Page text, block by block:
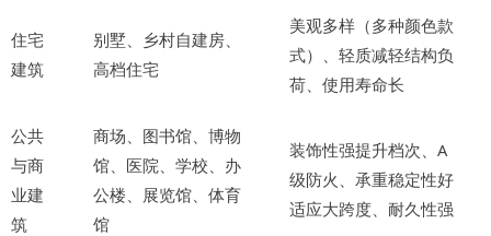
住宅
建筑
别墅、乡村自建房、
高档住宅
美观多样（多种颜色款
式）、轻质减轻结构负
荷、使用寿命长
公共
与商
业建
筑
商场、图书馆、博物
馆、医院、学校、办
公楼、展览馆、体育
馆
装饰性强提升档次、 A
级防火 、承重稳定性好
适应大跨度、耐久性强